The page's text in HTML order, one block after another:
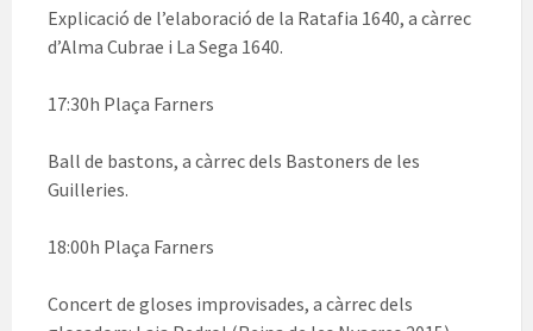
Explicació de l’elaboració de la Ratafia 1640, a càrrec
d’Alma Cubrae i La Sega 1640.
17:30h Plaça Farners
Ball de bastons, a càrrec dels Bastoners de les
Guilleries.
18:00h Plaça Farners
Concert de gloses improvisades, a càrrec dels